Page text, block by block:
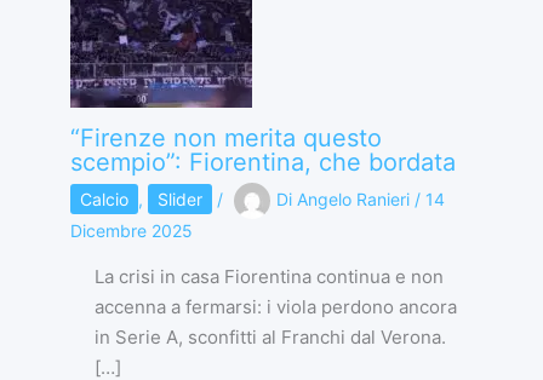
“Firenze non merita questo
scempio”: Fiorentina, che bordata
Calcio , Slider / Di Angelo Ranieri / 14
Dicembre 2025
La crisi in casa Fiorentina continua e non
accenna a fermarsi: i viola perdono ancora
in Serie A, sconfitti al Franchi dal Verona.
[…]